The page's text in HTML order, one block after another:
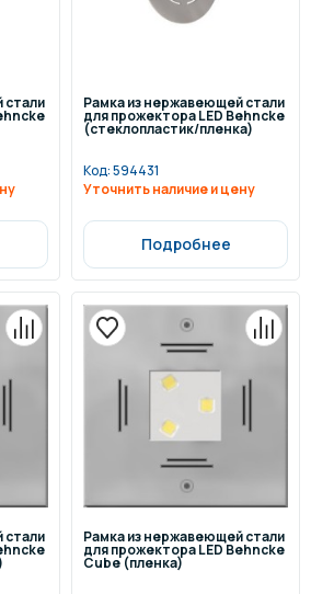
стали Рамка из нержавеющей стали
для прожектора LED Behncke
(стеклопластик/пленка)
Код:594431
Уточнить наличие и цену
Подробнее
стали Рамка из нержавеющей стали
для прожектора LED Behncke
Cube (пленка)